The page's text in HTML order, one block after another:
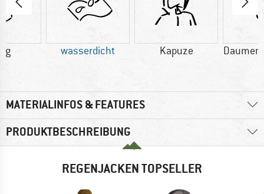
g wasserdicht Kapuze
MATERIALINFOS & FEATURES
PRODUKTBESCHREIBUNG
REGENJACKEN TOPSELLER